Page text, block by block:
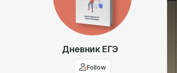
Дневник ЕГЭ
Follow